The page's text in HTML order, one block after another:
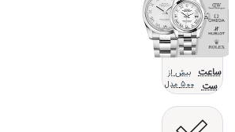
ساعت
ست
بیش از
500 مدل